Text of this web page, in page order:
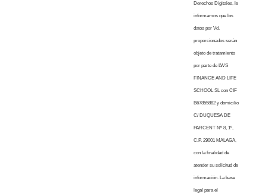
Derechos Digitales, le
informamos que los
datos por Vd.
proporcionados serán
objeto de tratamiento
por parte de LWS
FINANCE AND LIFE
SCHOOL SL con CIF
B67855882 y domicilio
C/ DUQUESA DE
PARCENT Nº 8, 1º,
C.P. 29001 MALAGA,
con la finalidad de
atender su solicitud de
información. La base
legal para el